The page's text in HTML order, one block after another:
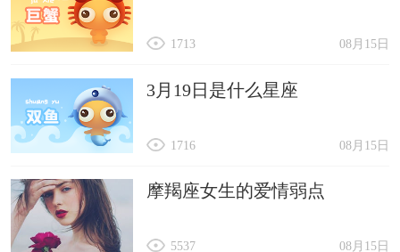
08月15日
1713
3月19日是什么星座
08月15日
1716
摩羯座女生的爱情弱点
08月15日
5537